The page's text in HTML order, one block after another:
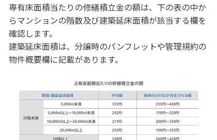
専有床面積当たりの修繕積立金の額は、下の表の中か
らマンションの階数及び建築延床面積が該当する欄を
確認します。
建築延床面積は、分譲時のパンフレットや管理規約の
物件概要欄に記載があります。